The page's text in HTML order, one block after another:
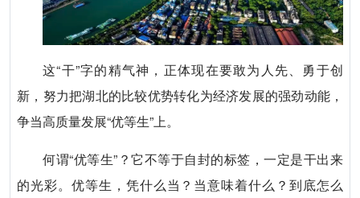
这“干”字的精气神，正体现在要敢为人先、勇于创
新，努力把湖北的比较优势转化为经济发展的强劲动能，
争当高质量发展“优等生”上。
何谓“优等生”？它不等于自封的标签，一定是干出来
的光彩。优等生，凭什么当？当意味着什么？到底怎么